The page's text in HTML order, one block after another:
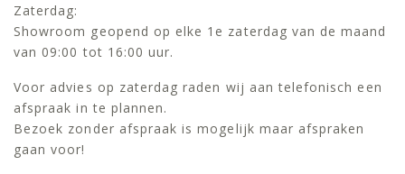
Zaterdag:
Showroom geopend op elke 1e zaterdag van de maand
van 09:00 tot 16:00 uur.
Voor advies op zaterdag raden wij aan telefonisch een
afspraak in te plannen.
Bezoek zonder afspraak is mogelijk maar afspraken
gaan voor!